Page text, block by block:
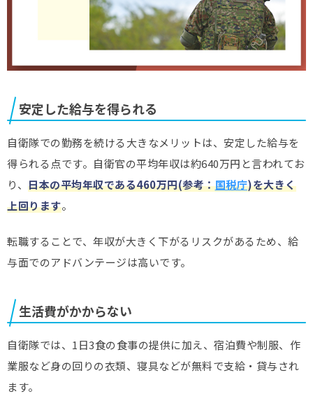
安定した給与を得られる
自衛隊での勤務を続ける大きなメリットは、安定した給与を
得られる点です。自衛官の平均年収は約640万円と言われてお
り、 日本の平均年収である460万円(参考：国税庁)を大きく
上回ります。
転職することで、年収が大きく下がるリスクがあるため、給
与面でのアドバンテージは高いです。
生活費がかからない
自衛隊では、1日3食の食事の提供に加え、宿泊費や制服、作
業服など身の回りの衣類、寝具などが無料で支給・貸与され
ます。